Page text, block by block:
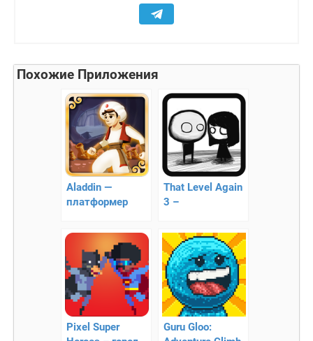
Похожие Приложения
Aladdin —
платформер
Аладдин
That Level Again
3 –
аркада
Pixel Super
Guru Gloo: